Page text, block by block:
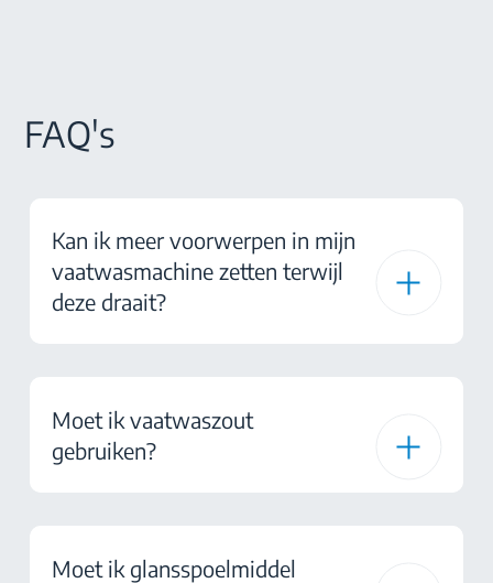
FAQ's
Kan ik meer voorwerpen in mijn
vaatwasmachine zetten terwijl
deze draait?
Moet ik vaatwaszout
gebruiken?
Moet ik glansspoelmiddel